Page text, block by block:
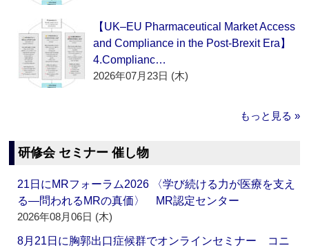
【UK–EU Pharmaceutical Market Access
and Compliance in the Post-Brexit Era】
4.Complianc…
2026年07月23日 (木)
もっと見る »
研修会 セミナー 催し物
21日にMRフォーラム2026 〈学び続ける力が医療を支え
る―問われるMRの真価〉 MR認定センター
2026年08月06日 (木)
8月21日に胸郭出口症候群でオンラインセミナー コニ